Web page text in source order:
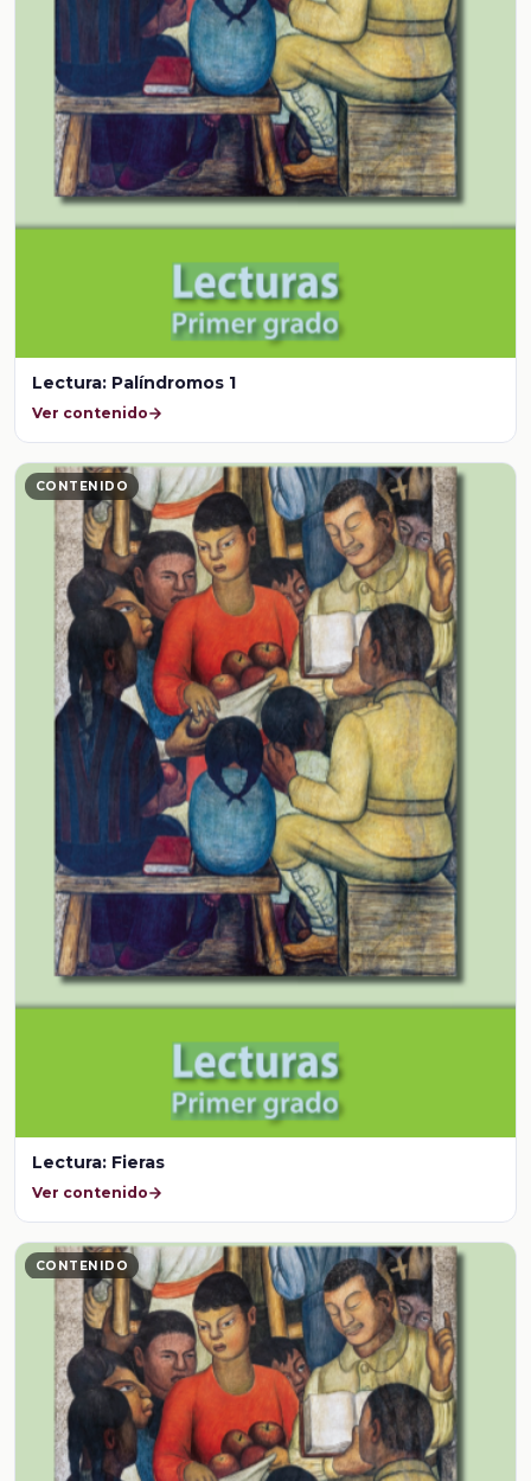
Lectura: Palíndromos 1
Ver contenido
CONTENIDO
Lectura: Fieras
Ver contenido
CONTENIDO